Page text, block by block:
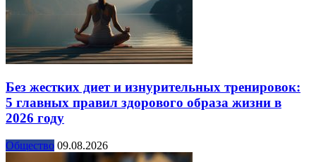
Без жестких диет и изнурительных тренировок:
5 главных правил здорового образа жизни в
2026 году
Общество 09.08.2026